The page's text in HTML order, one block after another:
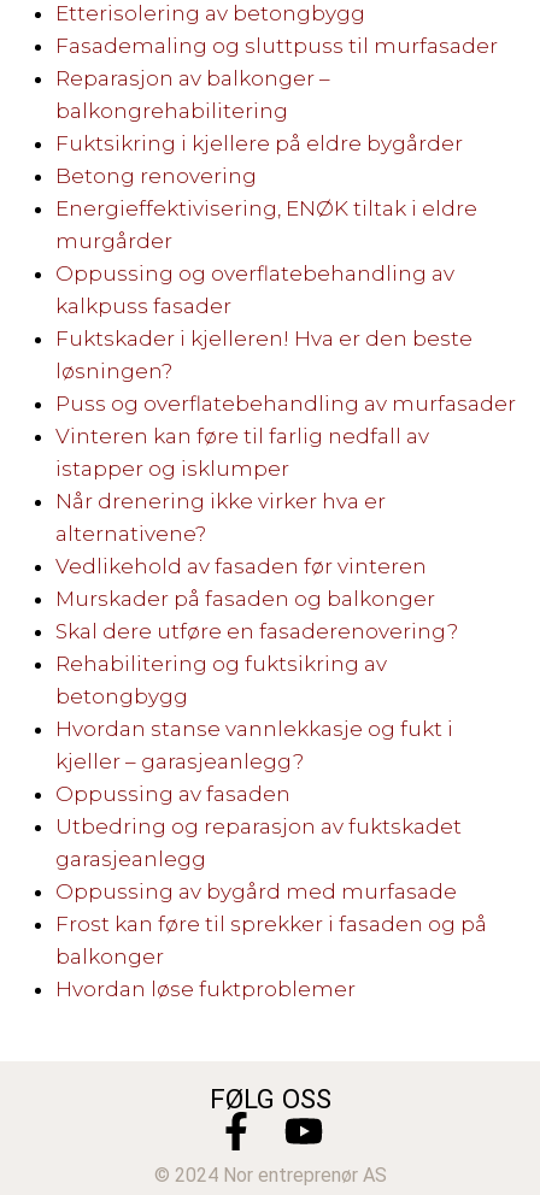
Etterisolering av betongbygg
Fasademaling og sluttpuss til murfasader
Reparasjon av balkonger –
balkongrehabilitering
Fuktsikring i kjellere på eldre bygårder
Betong renovering
Energieffektivisering, ENØK tiltak i eldre
murgårder
Oppussing og overflatebehandling av
kalkpuss fasader
Fuktskader i kjelleren! Hva er den beste
løsningen?
Puss og overflatebehandling av murfasader
Vinteren kan føre til farlig nedfall av
istapper og isklumper
Når drenering ikke virker hva er
alternativene?
Vedlikehold av fasaden før vinteren
Murskader på fasaden og balkonger
Skal dere utføre en fasaderenovering?
Rehabilitering og fuktsikring av
betongbygg
Hvordan stanse vannlekkasje og fukt i
kjeller – garasjeanlegg?
Oppussing av fasaden
Utbedring og reparasjon av fuktskadet
garasjeanlegg
Oppussing av bygård med murfasade
Frost kan føre til sprekker i fasaden og på
balkonger
Hvordan løse fuktproblemer
FØLG OSS
© 2024 Nor entreprenør AS